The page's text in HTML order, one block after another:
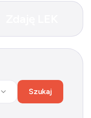
Szukaj